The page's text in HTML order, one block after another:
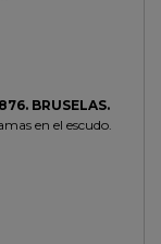
BRUSELAS.
en el escudo.